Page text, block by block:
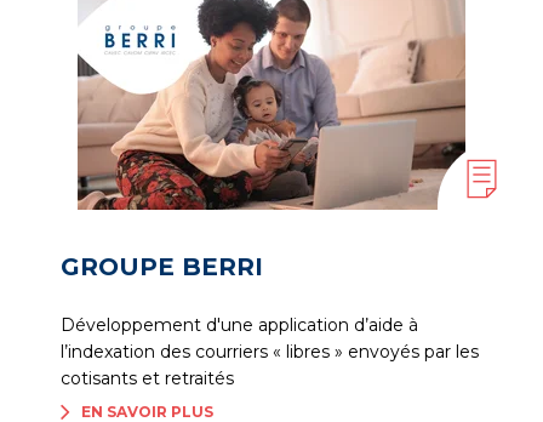
GROUPE BERRI
Développement d'une application d’aide à
l’indexation des courriers « libres » envoyés par les
cotisants et retraités
EN SAVOIR PLUS